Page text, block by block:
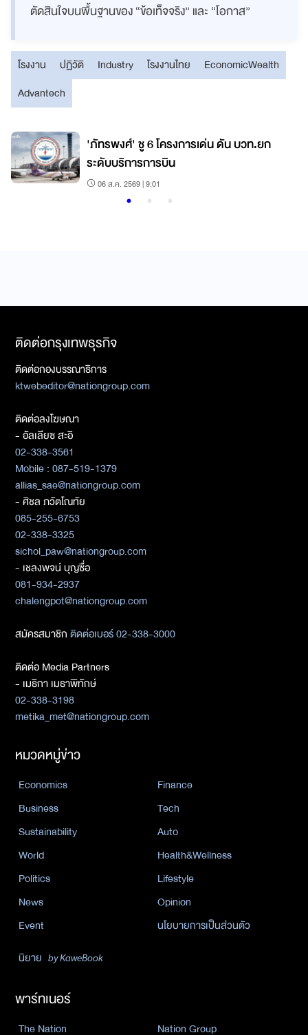
ตัดสินใจบนพื้นฐานของ “ข้อเท็จจริง” และ “โอกาส”
โรงงาน ปฏิวัติ Industry โรงงานไทย
EconomicWealth
Advantech
'ภัทรพงศ์' ชู 6 โครงการเด่น ดัน บวท.ยก
ระดับบริการการบิน
06 ส.ค. 2569 | 9:01
ติดต่อกรุงเทพธุรกิจ
ติดต่อกองบรรณาธิการ
ktwebeditor@nationgroup.com
ติดต่อลงโฆษณา
- อัลเลียซ สะอิ
02-338-3561
Mobile : 087-519-1379
allias_sae@nationgroup.com
- ศิชล ภวัตโณทัย
085-255-6753
02-338-3325
sichol_paw@nationgroup.com
- เชลงพจน์ บุญซื่อ
081-934-2937
chalengpot@nationgroup.com
สมัครสมาชิกติดต่อเบอร์ 02-338-3000
ติดต่อ Media Partners
- เมธิกา เมธาพิทักษ์
02-338-3198
metika_met@nationgroup.com
หมวดหมู่ข่าว
Economics
Finance
Business
Tech
Sustainability
Auto
World
Health&Wellness
Politics
Lifestyle
News
Opinion
Event
นโยบายการเป็นส่วนตัว
นิยาย by KaweBook
พาร์ทเนอร์
The Nation Nation Group